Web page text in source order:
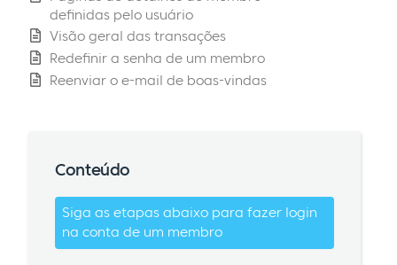
definidas pelo usuário
Visão geral das transações
Redefinir a senha de um membro
Reenviar o e-mail de boas-vindas
Conteúdo
Siga as etapas abaixo para fazer login
na conta de um membro